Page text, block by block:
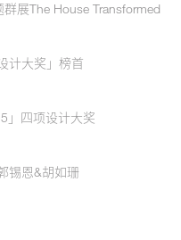
展The House Transformed
计大奖」榜首
」四项设计大奖
锡恩&胡如珊